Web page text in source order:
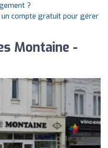
?
compte gratuit pour gérer
Montaine -